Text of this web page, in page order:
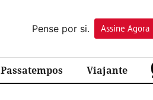
Pense por si.
Assine Agora
Passatempos Viajante